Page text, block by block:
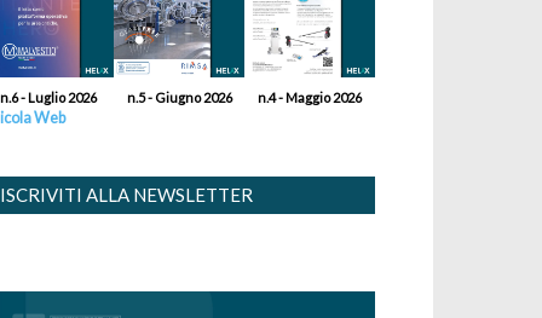
n.6 - Luglio 2026 n.5 - Giugno 2026 n.4 - Maggio 2026
Web
ISCRIVITI ALLA NEWSLETTER